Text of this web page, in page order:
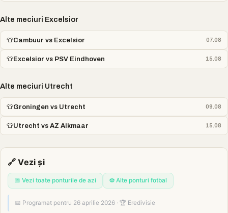
Alte meciuri Excelsior
👕Cambuur vs Excelsior 07.08
👕Excelsior vs PSV Eindhoven 15.08
Alte meciuri Utrecht
👕Groningen vs Utrecht 09.08
👕Utrecht vs AZ Alkmaar 15.08
🔗 Vezi și
📅 Vezi toate ponturile de azi ⚽ Alte ponturi fotbal
📅 Programat pentru 26 aprilie 2026 · 🏆 Eredivisie